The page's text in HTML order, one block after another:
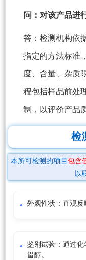
问：对该产品进
答：检测机构依
指定的方法标准
度、含量、杂质
程包括样品前处
制，以评价产品
检
本所可检测的项目 包含
以
外观性状：直观反
鉴别试验：通过
甾醇。